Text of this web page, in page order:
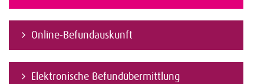
Online-Befundauskunft
Elektronische Befundübermittlung